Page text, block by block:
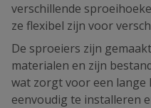
verschillende
ze flexibel zijn voor
De sproeiers zijn
materialen en zijn
wat zorgt voor een lange
eenvoudig te installeren